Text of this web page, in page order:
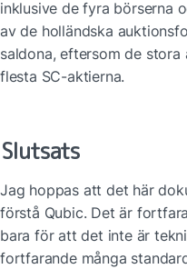
inklusive de fyra börserna
av de holländska
saldona, eftersom de
flesta SC-aktierna.
Slutsats
Jag hoppas att det här
förstå Qubic. Det är
bara för att det inte är
fortfarande många